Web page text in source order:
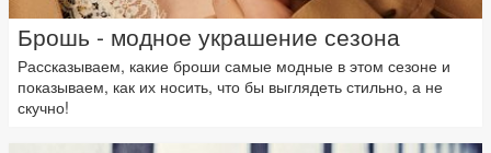
Брошь - модное украшение сезона
Рассказываем, какие броши самые модные в этом сезоне и
показываем, как их носить, что бы выглядеть стильно, а не
скучно!